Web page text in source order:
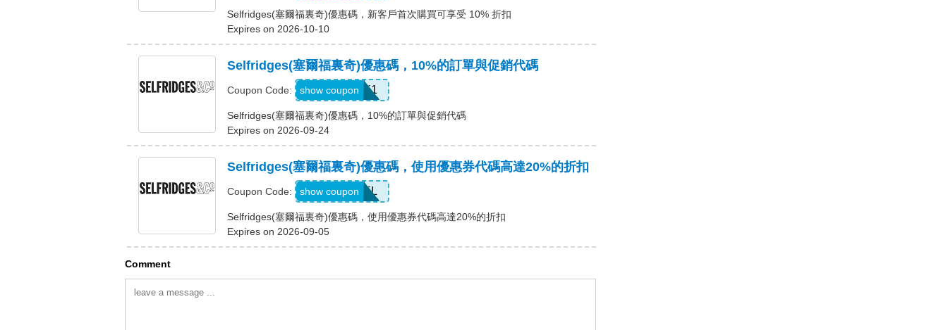
Selfridges(塞爾福裏奇)優惠碼，新客戶首次購買可享受 10% 折扣
Expires on 2026-10-10
Selfridges(塞爾福裏奇)優惠碼，10%的訂單與促銷代碼
Coupon Code: UNLOCK1
show coupon
Selfridges(塞爾福裏奇)優惠碼，10%的訂單與促銷代碼
Expires on 2026-09-24
Selfridges(塞爾福裏奇)優惠碼，使用優惠券代碼高達20%的折扣
Coupon Code: USFREEDEL
show coupon
Selfridges(塞爾福裏奇)優惠碼，使用優惠券代碼高達20%的折扣
Expires on 2026-09-05
Comment